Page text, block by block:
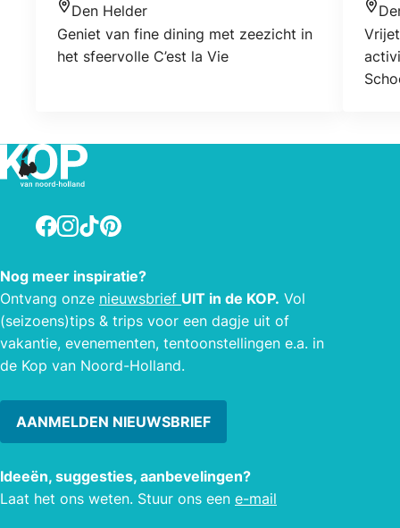
Locatie
Den Helder
Geniet van fine dining met zeezicht in
het sfeervolle C’est la Vie
Facebook
Instagram
TikTokPinterest
Nog meer inspiratie?
Ontvang onze nieuwsbrief UIT in de KOP. Vol
(seizoens)tips & trips voor een dagje uit of
vakantie, evenementen, tentoonstellingen e.a. in
de Kop van Noord-Holland.
AANMELDEN NIEUWSBRIEF
Ideeën, suggesties, aanbevelingen?
Laat het ons weten. Stuur ons een e-mail